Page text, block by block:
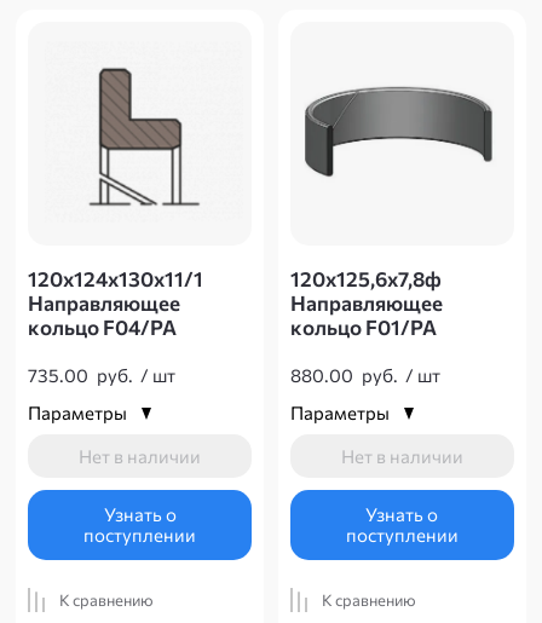
120х124х130х11/1
Направляющее
кольцо F04/PA
735.00 руб. / шт
Параметры
Нет в наличии
Узнать о
поступлении
К сравнению
120х125,6х7,8ф
Направляющее
кольцо F01/PA
880.00 руб. / шт
Параметры
Нет в наличии
Узнать о
поступлении
К сравнению